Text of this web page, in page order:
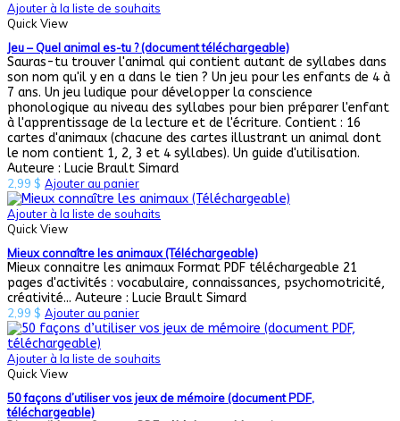
Ajouter à la liste de souhaits
Quick View
Jeu – Quel animal es-tu ? (document téléchargeable)
Sauras-tu trouver l'animal qui contient autant de syllabes dans
son nom qu'il y en a dans le tien ? Un jeu pour les enfants de 4 à
7 ans. Un jeu ludique pour développer la conscience
phonologique au niveau des syllabes pour bien préparer l'enfant
à l'apprentissage de la lecture et de l'écriture. Contient : 16
cartes d'animaux (chacune des cartes illustrant un animal dont
le nom contient 1, 2, 3 et 4 syllabes). Un guide d'utilisation.
Auteure : Lucie Brault Simard
2,99 $ Ajouter au panier
Ajouter à la liste de souhaits
Quick View
Mieux connaître les animaux (Téléchargeable)
Mieux connaitre les animaux Format PDF téléchargeable 21
pages d'activités : vocabulaire, connaissances, psychomotricité,
créativité... Auteure : Lucie Brault Simard
2,99 $ Ajouter au panier
Ajouter à la liste de souhaits
Quick View
50 façons d’utiliser vos jeux de mémoire (document PDF,
téléchargeable)